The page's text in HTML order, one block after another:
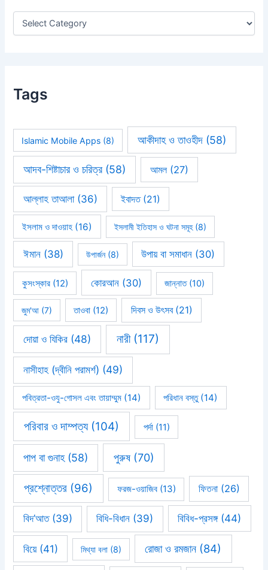
r
Tags
Islamic Mobile Apps (8) আকীদাহ ও তাওহীদ(58)
আদব-শিষ্টাচার ও চরিত্র(58) আমল(27)
আল্লাহ তাআলা(36) ইবাদত(21)
ইসলাম ও দাওয়াহ (16) ইসলামী ইতিহাস ও ঘটনা সমূহ(8)
ঈমান(38) উপার্জন(8) উপায় বা সমাধান (30)
কুসংস্কার(12) কোরআন (30) জান্নাত(10)
জুম'আ (7) তাওবা (12) দিবস ও উৎসব(21)
দোয়া ও যিকির (48) নারী(117)
নাসীহাহ (দ্বীনি পরামর্শ) (49)
পবিত্রতা-ওযু-গোসল এবং তায়াম্মুম (14) পরিধান বস্তু(14)
পরিবার ও দাম্পত্য(104) পর্দা(11)
পাপ বা গুনাহ(58) পুরুষ(70)
প্রশ্নোত্তর (96) ফরজ-ওয়াজিব(13) ফিতনা(26)
বিদ’আত(39) বিধি-বিধান (39) বিবিধ-প্রসঙ্গ(44)
বিয়ে(41) মিথ্যা বলা(8) রোজা ও রমজান (84)